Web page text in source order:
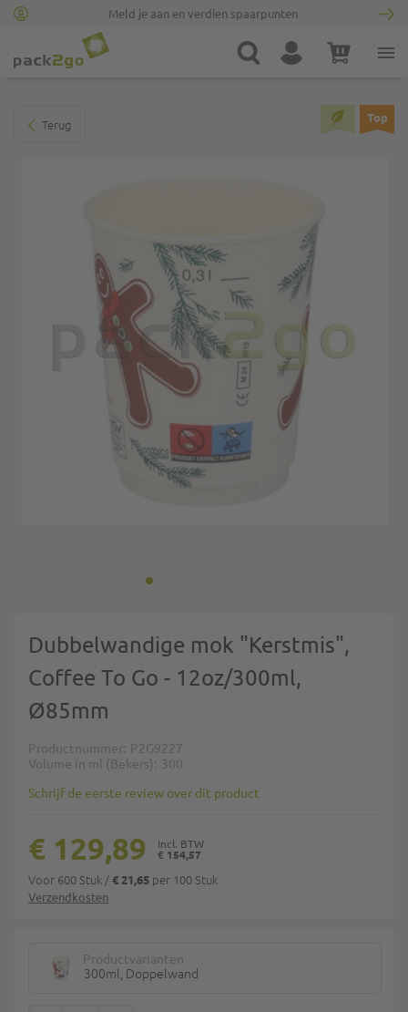
Meld je aan en verdien spaarpunten
Ga naar homepagina
Zoek Account Winkelwagen
Terug Top
Dubbelwandige mok "Kerstmis",
Coffee To Go - 12oz/300ml,
Ø85mm
Productnummer P2G9227
Volume in ml (Bekers)
300
Schrijf de eerste review over dit product
Verzendkosten
€ 154,57
€ 129,89
Voor 600 Stuk /€ 21,65 per 100 Stuk
Productvarianten
300ml, Doppelwand